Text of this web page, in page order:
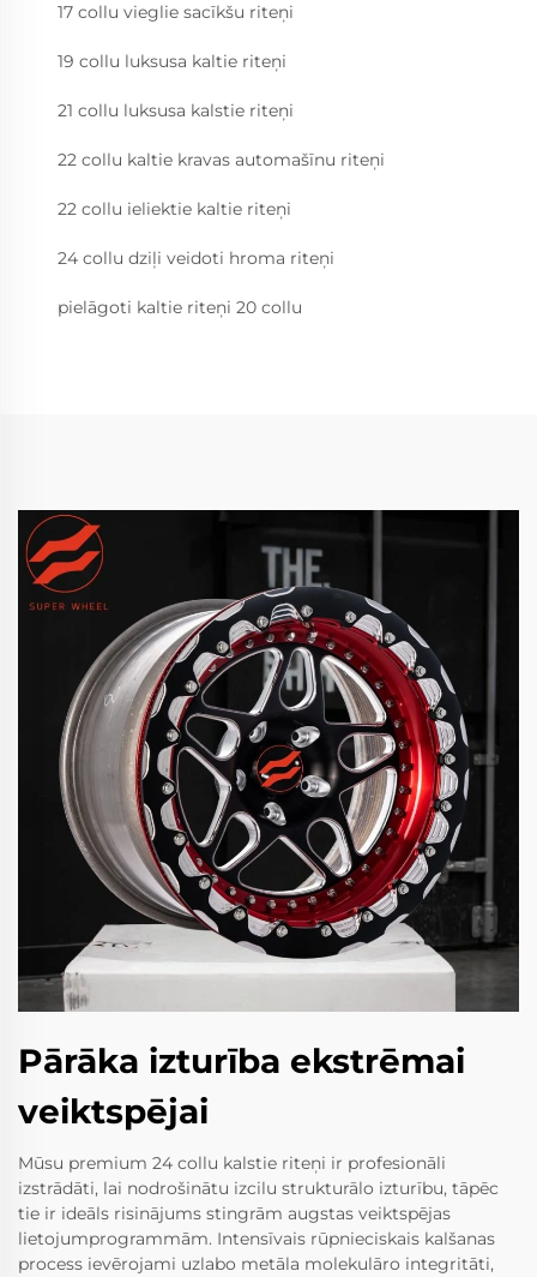
17 collu vieglie sacīkšu riteņi
19 collu luksusa kaltie riteņi
21 collu luksusa kalstie riteņi
22 collu kaltie kravas automašīnu riteņi
22 collu ieliektie kaltie riteņi
24 collu dziļi veidoti hroma riteņi
pielāgoti kaltie riteņi 20 collu
Pārāka izturība ekstrēmai
veiktspējai
Mūsu premium 24 collu kalstie riteņi ir profesionāli
izstrādāti, lai nodrošinātu izcilu strukturālo izturību, tāpēc
tie ir ideāls risinājums stingrām augstas veiktspējas
lietojumprogrammām. Intensīvais rūpnieciskais kalšanas
process ievērojami uzlabo metāla molekulāro integritāti,